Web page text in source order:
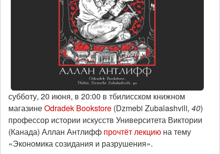
субботу, 20 июня, в 20:00 в тбилисском книжном
магазинеOdradek Bookstore (Dzmebi Zubalashvili, 40)
профессор истории искусств Университета Виктории
(Канада) Аллан Антлифф прочтёт лекцию на тему
«Экономика созидания и разрушения».